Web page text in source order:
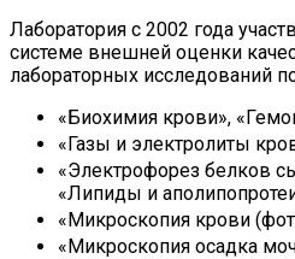
Лаборатория с 2002 года
системе внешней оценки
лабораторных исследований
«Биохимия крови»,
«Газы и электролиты
«Электрофорез белков
«Липиды и
«Микроскопия крови
«Микроскопия осадка